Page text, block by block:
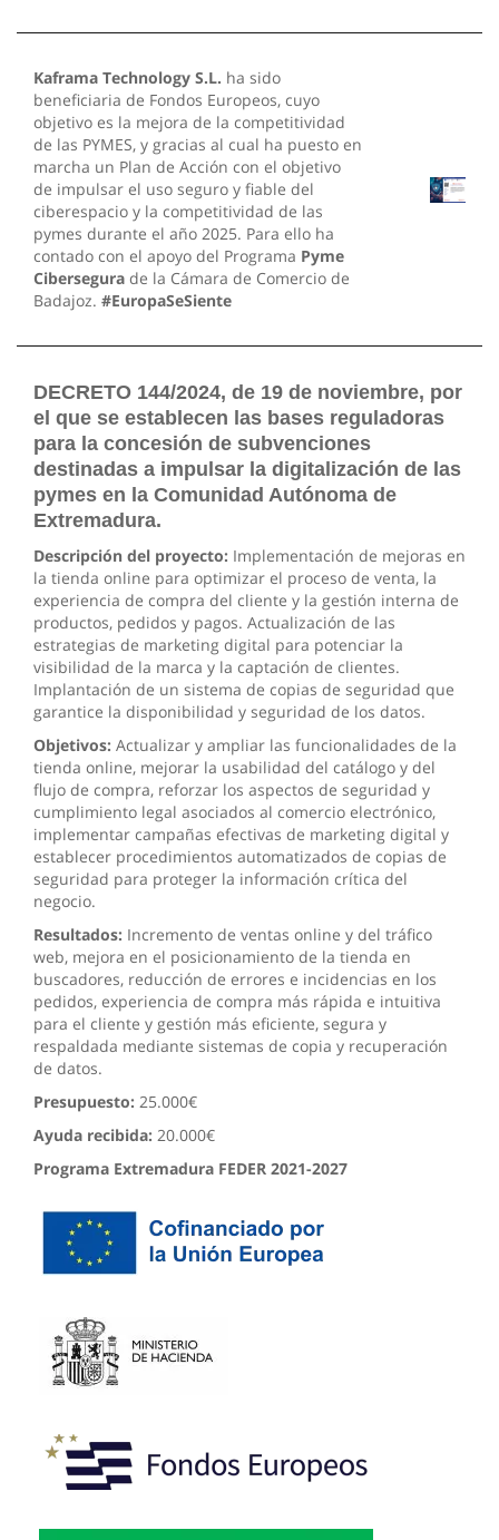
Kaframa Technology S.L. ha sido
beneficiaria de Fondos Europeos, cuyo
objetivo es la mejora de la competitividad
de las PYMES, y gracias al cual ha puesto en
marcha un Plan de Acción con el objetivo
de impulsar el uso seguro y fiable del
ciberespacio y la competitividad de las
pymes durante el año 2025. Para ello ha
contado con el apoyo del Programa Pyme
Cibersegura de la Cámara de Comercio de
Badajoz. #EuropaSeSiente
DECRETO 144/2024, de 19 de noviembre, por
el que se establecen las bases reguladoras
para la concesión de subvenciones
destinadas a impulsar la digitalización de las
pymes en la Comunidad Autónoma de
Extremadura.
Descripción del proyecto: Implementación de mejoras en
la tienda online para optimizar el proceso de venta, la
experiencia de compra del cliente y la gestión interna de
productos, pedidos y pagos. Actualización de las
estrategias de marketing digital para potenciar la
visibilidad de la marca y la captación de clientes.
Implantación de un sistema de copias de seguridad que
garantice la disponibilidad y seguridad de los datos.
Objetivos: Actualizar y ampliar las funcionalidades de la
tienda online, mejorar la usabilidad del catálogo y del
flujo de compra, reforzar los aspectos de seguridad y
cumplimiento legal asociados al comercio electrónico,
implementar campañas efectivas de marketing digital y
establecer procedimientos automatizados de copias de
seguridad para proteger la información crítica del
negocio.
Resultados: Incremento de ventas online y del tráfico
web, mejora en el posicionamiento de la tienda en
buscadores, reducción de errores e incidencias en los
pedidos, experiencia de compra más rápida e intuitiva
para el cliente y gestión más eficiente, segura y
respaldada mediante sistemas de copia y recuperación
de datos.
Presupuesto: 25.000€
Ayuda recibida: 20.000€
Programa Extremadura FEDER 2021-2027